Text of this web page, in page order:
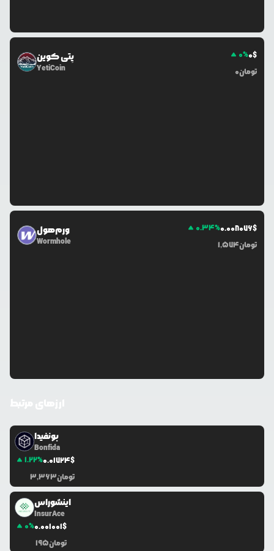
یِتی کوین
YetiCoin
0%0$
0تومان
ورم‌هول
Wormhole
0.34%0.008076$
1,574تومان
بونفیدا
Bonfida
1.22%0.01724$
3,363تومان
اینشوراس
InsurAce
0%0.001001$
195تومان